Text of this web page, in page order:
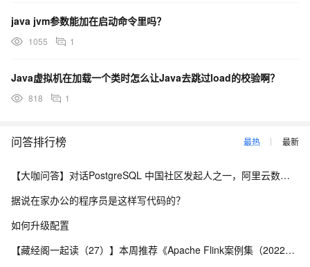
java jvm参数能加在启动命令里吗？
1055 1
Java虚拟机在加载一个类时怎么让Java去跳过load的校验啊？
818 1
问答排行榜 最热 最新
【大咖问答】对话PostgreSQL 中国社区发起人之一，阿里云数据库高级专家 德哥
据说在家办公的程序员是这样写代码的？
如何升级配置
【藏经阁一起读（27）】本周推荐《Apache Flink案例集（2022版）》，你有哪些心得？